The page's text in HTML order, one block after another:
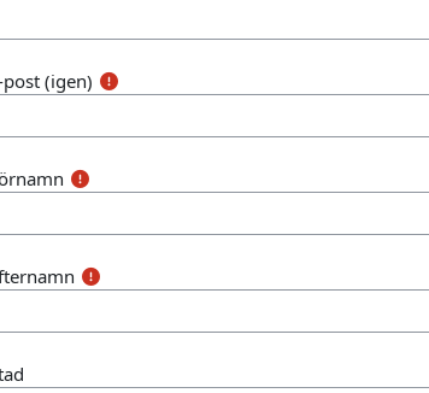
post (igen)